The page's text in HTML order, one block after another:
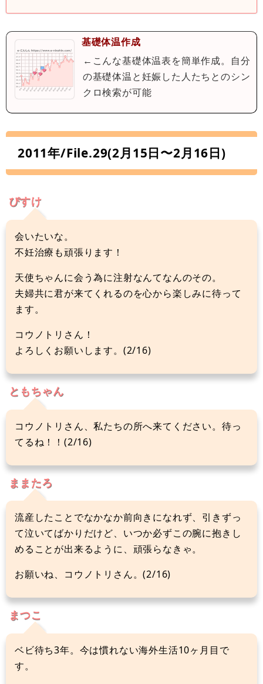
基礎体温作成
←こんな基礎体温表を簡単作成。自分
の基礎体温と妊娠した人たちとのシン
クロ検索が可能
2011年/File.29(2月15日〜2月16日)
ぴすけ
会いたいな。
不妊治療も頑張ります！
天使ちゃんに会う為に注射なんてなんのその。
夫婦共に君が来てくれるのを心から楽しみに待って
ます。
コウノトリさん！
よろしくお願いします。(2/16)
ともちゃん
コウノトリさん、私たちの所へ来てください。待っ
てるね！！(2/16)
ままたろ
流産したことでなかなか前向きになれず、引きずっ
て泣いてばかりだけど、いつか必ずこの腕に抱きし
めることが出来るように、頑張らなきゃ。
お願いね、コウノトリさん。(2/16)
まつこ
ベビ待ち3年。今は慣れない海外生活10ヶ月目で
す。